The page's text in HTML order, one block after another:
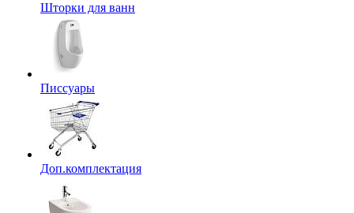
Шторки для ванн
Писсуары
Доп.комплектация